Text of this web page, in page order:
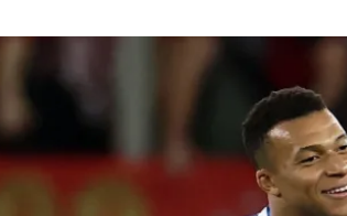
ליגה סינית
ליגה ברזילאית
ליגות נוספות